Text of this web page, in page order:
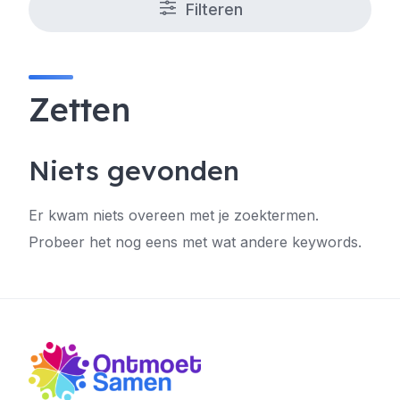
Filteren
Zetten
Niets gevonden
Er kwam niets overeen met je zoektermen.
Probeer het nog eens met wat andere keywords.